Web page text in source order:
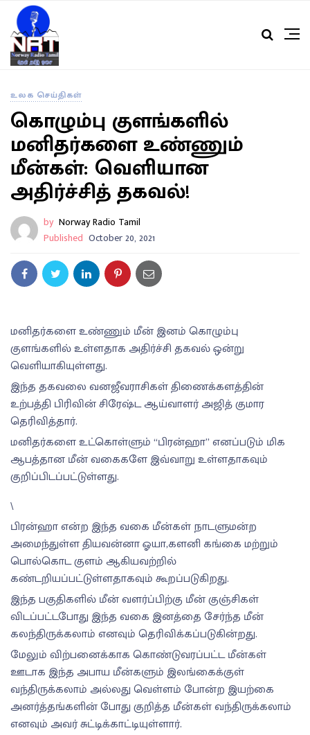
உலக செய்திகள்
கொழும்பு குளங்களில்
மனிதர்களை உண்ணும்
மீன்கள்: வெளியான
அதிர்ச்சித் தகவல்!
by Norway Radio Tamil
Published October 20, 2021
மனிதர்களை உண்ணும் மீன் இனம் கொழும்பு
குளங்களில் உள்ளதாக அதிர்ச்சி தகவல் ஒன்று
வெளியாகியுள்ளது.
இந்த தகவலை வனஜீவராசிகள் திணைக்களத்தின்
உற்பத்தி பிரிவின் சிரேஷ்ட ஆய்வாளர் அஜித் குமார
தெரிவித்தார்.
மனிதர்களை உட்கொள்ளும் “பிரன்ஹா” எனப்படும் மிக
ஆபத்தான மீன் வகைகளே இவ்வாறு உள்ளதாகவும்
குறிப்பிடப்பட்டுள்ளது.
\
பிரன்ஹா என்ற இந்த வகை மீன்கள் நாடளுமன்ற
அமைந்துள்ள தியவன்னா ஓயா,களனி கங்கை மற்றும்
பொல்கொட குளம் ஆகியவற்றில்
கண்டறியப்பட்டுள்ளதாகவும் கூறப்படுகிறது.
இந்த பகுதிகளில் மீன் வளர்ப்பிற்கு மீன் குஞ்சிகள்
விடப்பட்டபோது இந்த வகை இனத்தை சேர்ந்த மீன்
கலந்திருக்கலாம் எனவும் தெரிவிக்கப்படுகின்றது.
மேலும் விற்பனைக்காக கொண்டுவரப்பட்ட மீன்கள்
ஊடாக இந்த அபாய மீன்களும் இலங்கைக்குள்
வந்திருக்கலாம் அல்லது வெள்ளம் போன்ற இயற்கை
அனர்த்தங்களின் போது குறித்த மீன்கள் வந்திருக்கலாம்
எனவும் அவர் சுட்டிக்காட்டியுள்ளார்.